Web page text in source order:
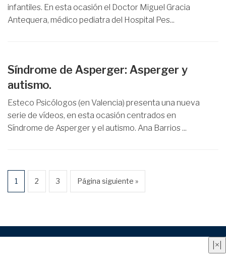
infantiles. En esta ocasión el Doctor Miguel Gracia
Antequera, médico pediatra del Hospital Pes...
Síndrome de Asperger: Asperger y
autismo.
Esteco Psicólogos (en Valencia) presenta una nueva
serie de vídeos, en esta ocasión centrados en
Síndrome de Asperger y el autismo. Ana Barrios ...
1 2 3 Página siguiente »
×